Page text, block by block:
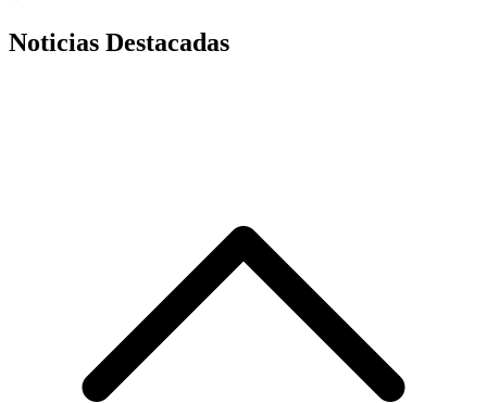
Noticias Destacadas